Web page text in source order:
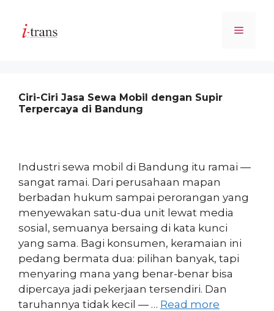
content
Menu
Ciri-Ciri Jasa Sewa Mobil dengan Supir
Terpercaya di Bandung
Industri sewa mobil di Bandung itu ramai —
sangat ramai. Dari perusahaan mapan
berbadan hukum sampai perorangan yang
menyewakan satu-dua unit lewat media
sosial, semuanya bersaing di kata kunci
yang sama. Bagi konsumen, keramaian ini
pedang bermata dua: pilihan banyak, tapi
menyaring mana yang benar-benar bisa
dipercaya jadi pekerjaan tersendiri. Dan
taruhannya tidak kecil — … Read more